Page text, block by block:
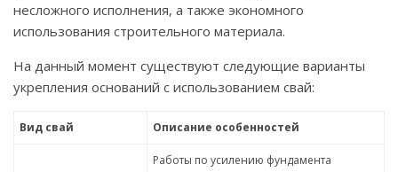
несложного исполнения, а также экономного
использования строительного материала.
На данный момент существуют следующие варианты
укрепления оснований с использованием свай:
Вид свай Описание особенностей
Работы по усилению фундамента